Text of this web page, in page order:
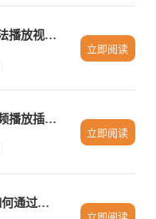
Chrome浏览器无法播放视频的多种修复方法详解
立即阅读
Chrome浏览器视频播放插件性能测试报告
立即阅读
Google Chrome如何通过扩展功能提升用户界面个性化